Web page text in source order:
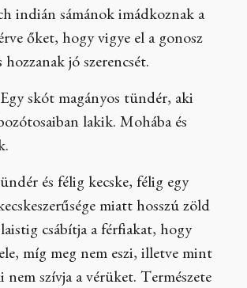
indián sámánok imádkoznak a
őket, hogy vigye el a gonosz
hozzanak jó szerencsét.
skót magányos tündér, aki
lakik. Mohába és
és félig kecske, félig egy
miatt hosszú zöld
csábítja a férfiakat, hogy
míg meg nem eszi, illetve mint
nem szívja a vérüket. Természete